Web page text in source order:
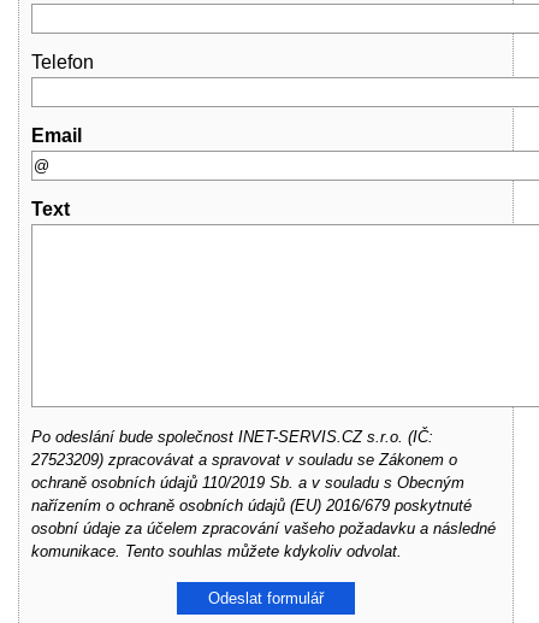
Telefon
Email
Text
Po odeslání bude společnost INET-SERVIS.CZ s.r.o. (IČ:
27523209) zpracovávat a spravovat v souladu se Zákonem o
ochraně osobních údajů 110/2019 Sb. a v souladu s Obecným
nařízením o ochraně osobních údajů (EU) 2016/679 poskytnuté
osobní údaje za účelem zpracování vašeho požadavku a následné
komunikace. Tento souhlas můžete kdykoliv odvolat.